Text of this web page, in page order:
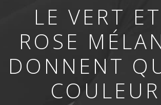
LE VERT
ROSE
DONNENT